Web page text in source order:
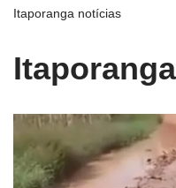
Itaporanga notícias